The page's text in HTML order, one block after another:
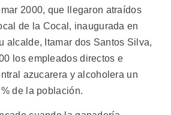
2000, que llegaron atraídos
de la Cocal, inaugurada en
alcalde, Itamar dos Santos Silva,
los empleados directos e
azucarera y alcoholera un
de la población.